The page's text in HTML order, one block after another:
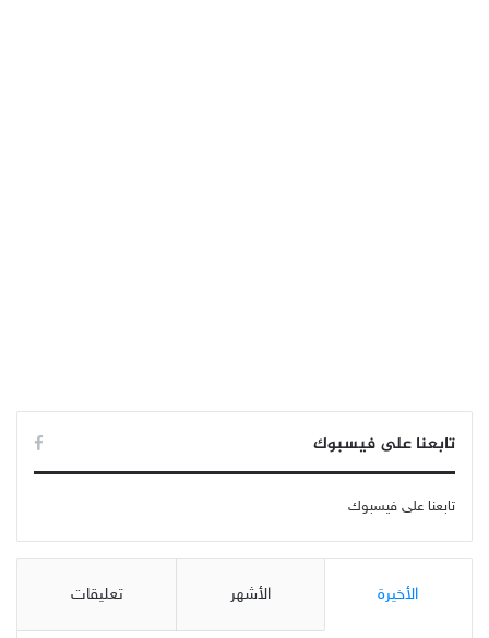
تابعنا على فيسبوك
تابعنا على فيسبوك
الأخيرة الأشهر تعليقات